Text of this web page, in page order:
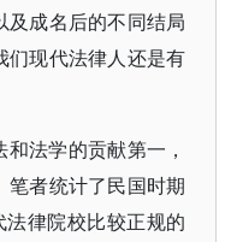
及成名后的不同结局
们现代法律人还是有
法学的贡献第一，
笔者统计了民国时期
律院校比较正规的